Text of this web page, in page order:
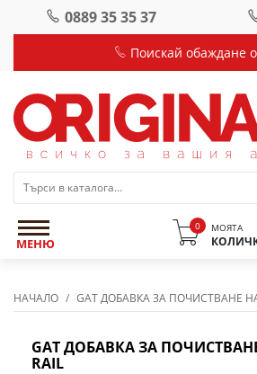
0889 35 35 37
Поискай обаждане
МЕНЮ
0 МОЯТА
НАЧАЛО GAT ДОБАВКА ЗА ПОЧИСТВАНЕ НА
GAT ДОБАВКА ЗА
RAIL